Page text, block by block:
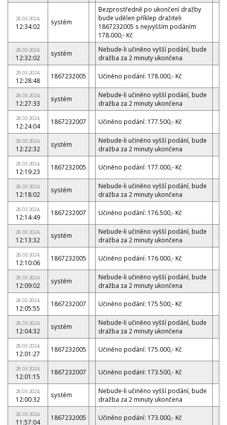
28.03.2024,
12:34:02
systém
Bezprostředně po ukončení dražby
bude udělen příklep dražiteli
1867232005 s nejvyšším podáním
178.000,- Kč
28.03.2024,
12:32:02
systém
Nebude-li učiněno vyšší podání, bude
dražba za 2 minuty ukončena
28.03.2024,
12:28:48
1867232005 Učiněno podání: 178.000,- Kč
28.03.2024,
12:27:33
systém
Nebude-li učiněno vyšší podání, bude
dražba za 2 minuty ukončena
28.03.2024,
12:24:04
1867232007 Učiněno podání: 177.500,- Kč
28.03.2024,
12:22:32
systém
Nebude-li učiněno vyšší podání, bude
dražba za 2 minuty ukončena
28.03.2024,
12:19:23
1867232005 Učiněno podání: 177.000,- Kč
28.03.2024,
12:18:02
systém
Nebude-li učiněno vyšší podání, bude
dražba za 2 minuty ukončena
28.03.2024,
12:14:49
1867232007 Učiněno podání: 176.500,- Kč
28.03.2024,
12:13:32
systém
Nebude-li učiněno vyšší podání, bude
dražba za 2 minuty ukončena
28.03.2024,
12:10:06
1867232005 Učiněno podání: 176.000,- Kč
28.03.2024,
12:09:02
systém
Nebude-li učiněno vyšší podání, bude
dražba za 2 minuty ukončena
28.03.2024,
12:05:55
1867232007 Učiněno podání: 175.500,- Kč
28.03.2024,
12:04:32
systém
Nebude-li učiněno vyšší podání, bude
dražba za 2 minuty ukončena
28.03.2024,
12:01:27
1867232005 Učiněno podání: 175.000,- Kč
28.03.2024,
12:01:15
1867232007 Učiněno podání: 173.500,- Kč
28.03.2024,
12:00:32
systém
Nebude-li učiněno vyšší podání, bude
dražba za 2 minuty ukončena
28.03.2024,
11:57:04
1867232005 Učiněno podání: 173.000,- Kč